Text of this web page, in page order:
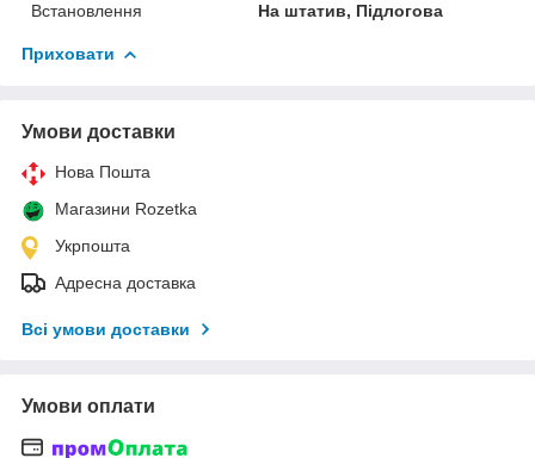
Встановлення
На штатив, Підлогова
Приховати
Умови доставки
Нова Пошта
Магазини Rozetka
Укрпошта
Адресна доставка
Всі умови доставки
Умови оплати